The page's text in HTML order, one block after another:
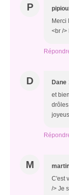
P
Merci
<br />
D Dane
et
M
C'est
/> Je